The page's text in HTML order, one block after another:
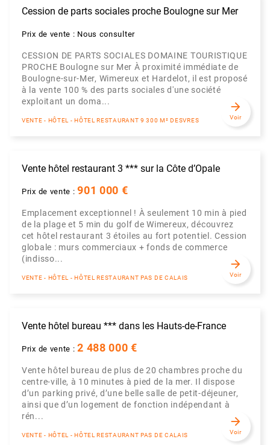
Cession de parts sociales proche Boulogne sur Mer
Prix de vente : Nous consulter
CESSION DE PARTS SOCIALES DOMAINE TOURISTIQUE
PROCHE Boulogne sur Mer À proximité immédiate de
Boulogne-sur-Mer, Wimereux et Hardelot, il est proposé
à la vente 100 % des parts sociales d'une société
exploitant un doma...
VENTE - HÔTEL - HÔTEL RESTAURANT 9 300 M² DESVRES
arrow_forward
Voir
Vente hôtel restaurant 3 *** sur la Côte d’Opale
Prix de vente :901 000 €
Emplacement exceptionnel ! À seulement 10 min à pied
de la plage et 5 min du golf de Wimereux, découvrez
cet hôtel restaurant 3 étoiles au fort potentiel. Cession
globale : murs commerciaux + fonds de commerce
(indisso...
VENTE - HÔTEL - HÔTEL RESTAURANT PAS DE CALAIS
arrow_forward
Voir
Vente hôtel bureau *** dans les Hauts-de-France
Prix de vente :2 488 000 €
Vente hôtel bureau de plus de 20 chambres proche du
centre-ville, à 10 minutes à pied de la mer. Il dispose
d’un parking privé, d’une belle salle de petit-déjeuner,
ainsi que d’un logement de fonction indépendant à
rén...
VENTE - HÔTEL - HÔTEL RESTAURANT PAS DE CALAIS
arrow_forward
Voir